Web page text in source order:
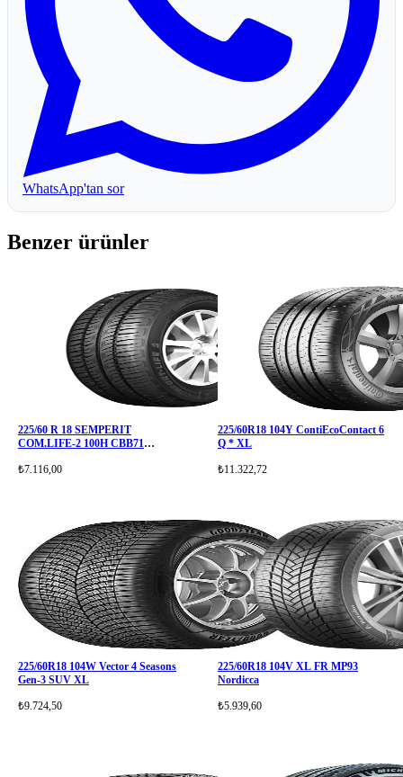
WhatsApp'tan sor
Benzer ürünler
225/60 R 18 SEMPERIT
COM.LIFE-2 100H CBB71
₺7.116,00
225/60R18 104Y ContiEcoContact 6
Q * XL
₺11.322,72
225/60R18 104W Vector 4 Seasons
Gen-3 SUV XL
₺9.724,50
225/60R18 104V XL FR MP93
Nordicca
₺5.939,60